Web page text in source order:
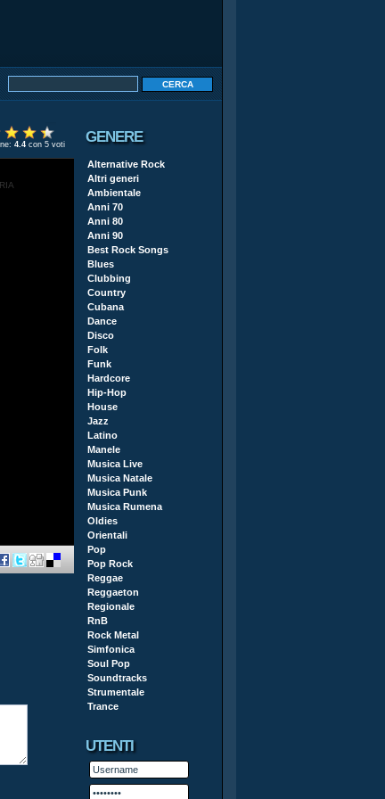
4.4 con 5 voti GENERE
Alternative Rock
Altri generi
Ambientale
Anni 70
Anni 80
Anni 90
Best Rock Songs
Blues
Clubbing
Country
Cubana
Dance
Disco
Folk
Funk
Hardcore
Hip-Hop
House
Jazz
Latino
Manele
Musica Live
Musica Natale
Musica Punk
Musica Rumena
Oldies
Orientali
Pop
Pop Rock
Reggae
Reggaeton
Regionale
RnB
Rock Metal
Simfonica
Soul Pop
Soundtracks
Strumentale
Trance
UTENTI